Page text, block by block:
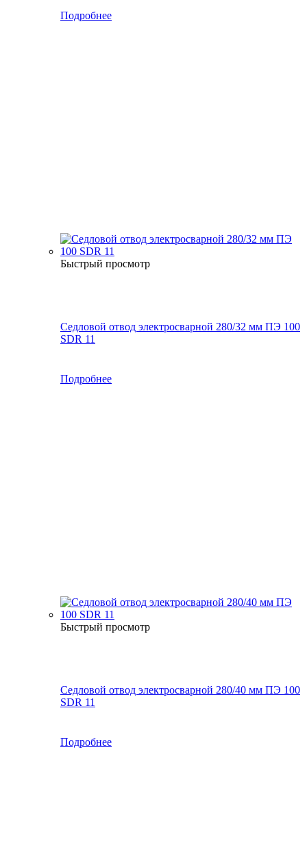
Подробнее
Быстрый просмотр
Седловой отвод электросварной 280/32 мм ПЭ 100
SDR 11
Подробнее
Быстрый просмотр
Седловой отвод электросварной 280/40 мм ПЭ 100
SDR 11
Подробнее